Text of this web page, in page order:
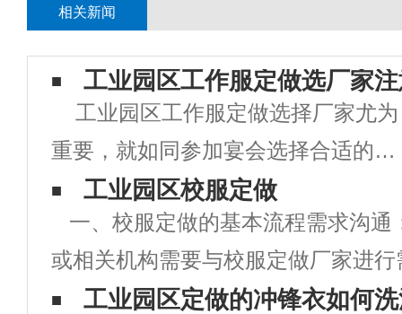
相关新闻
工业园区工作服定做选厂家
工业园区工作服定做选择厂家尤为
重要，就如同参加宴会选择合适的晚
礼服一样，厂家选择好了定做出来的
工作服才能够体现出企业良好的形
象。为企业打一个非常好的活广告。
工作服定做选择厂家的时候一定要注
工业园区校服定做
一、校服定做的基本流程需求沟通
或相关机构需要与校服定做厂家进
明确校服的款式、颜色、尺寸、数量
工业园区定做的冲锋衣如何